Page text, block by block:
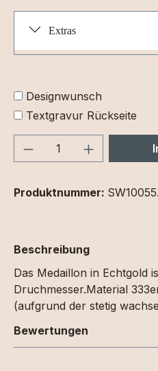
Extras
Designwunsch
Textgravur Rückseite
Produkt Anzahl:
Produktnummer:
Beschreibung
Das Medaillon in Echtgold
Druchmesser.Material
(aufgrund der stetig
Bewertungen